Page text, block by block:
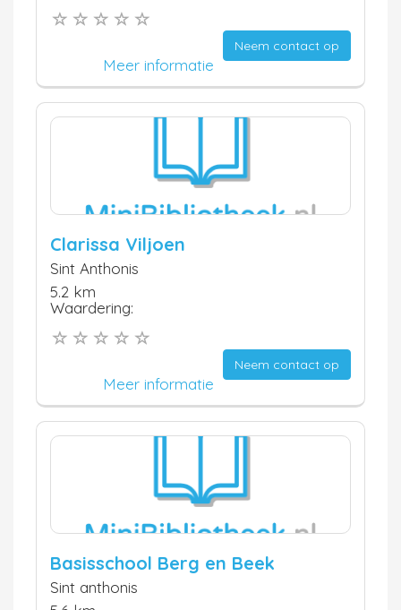
Neem contact op
Meer informatie
Clarissa Viljoen
Sint Anthonis
5.2 km
Waardering:
Neem contact op
Meer informatie
Basisschool Berg en Beek
Sint anthonis